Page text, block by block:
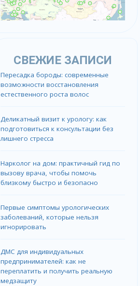
СВЕЖИЕ ЗАПИСИ
Пересадка бороды: современные
возможности восстановления
естественного роста волос
Деликатный визит к урологу: как
подготовиться к консультации без
лишнего стресса
Нарколог на дом: практичный гид по
вызову врача, чтобы помочь
близкому быстро и безопасно
Первые симптомы урологических
заболеваний, которые нельзя
игнорировать
ДМС для индивидуальных
предпринимателей: как не
переплатить и получить реальную
медзащиту